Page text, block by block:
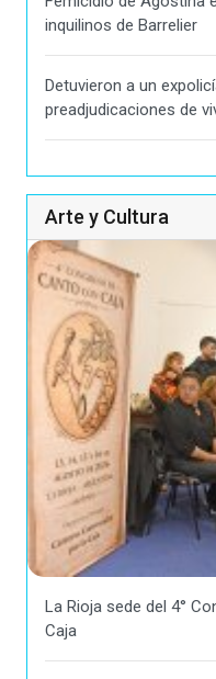
inquilinos de Barrelier
Detuvieron a un
preadjudicaciones de
Arte y Cultura
La Rioja sede del 4°
Caja